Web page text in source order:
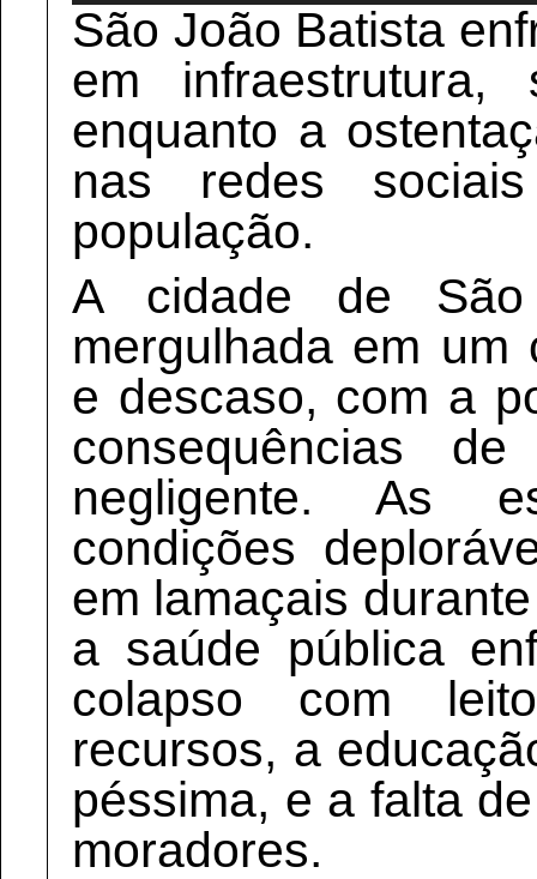
São João Batista
em infraestrutura,
enquanto a
nas redes
população.
A cidade de
mergulhada em um
e descaso, com a
consequências
negligente. As
condições
em lamaçais
a saúde pública
colapso com
recursos, a
péssima, e a falta
moradores.